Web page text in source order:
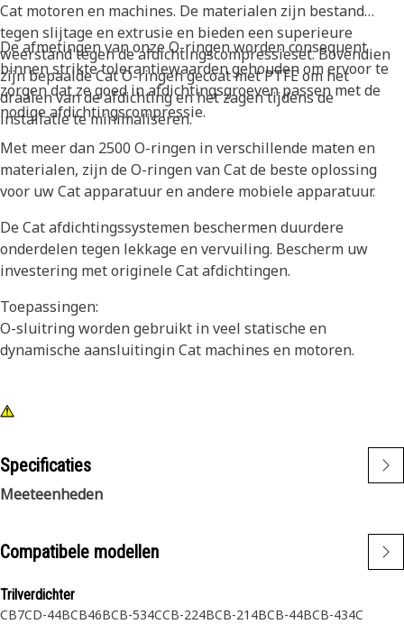
Cat motoren en machines. De materialen zijn bestand
tegen slijtage en extrusie en bieden een superieure
weerstand tegen de afdichtingscompressieset. Bovendien
zijn bepaalde Cat O-ringen gecoat met PTFE om het
draaien van de afdichting en het zagen tijdens de
installatie te minimaliseren.
De afmetingen van onze O-ringen worden consequent
binnen strikte tolerantiewaarden gehouden om ervoor te
zorgen dat ze goed in afdichtingsgroeven passen met de
nodige afdichtingscompressie.
Met meer dan 2500 O-ringen in verschillende maten en
materialen, zijn de O-ringen van Cat de beste oplossing
voor uw Cat apparatuur en andere mobiele apparatuur.
De Cat afdichtingssystemen beschermen duurdere
onderdelen tegen lekkage en vervuiling. Bescherm uw
investering met originele Cat afdichtingen.
Toepassingen:
O-sluitring worden gebruikt in veel statische en
dynamische aansluitingin Cat machines en motoren.
Specificaties
Meeteenheden
Compatibele modellen
Trilverdichter
CB7CD-44BCB46BCB-534CCB-224BCB-214BCB-44BCB-434C